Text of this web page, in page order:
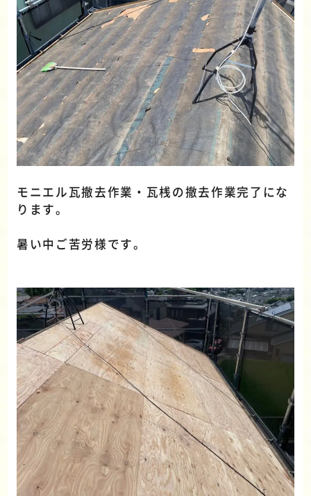
モニエル瓦撤去作業・瓦桟の撤去作業完了にな
ります。
暑い中ご苦労様です。